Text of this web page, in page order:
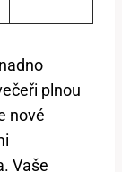
plnou
nové
Vaše